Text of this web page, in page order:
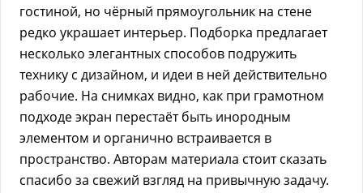
гостиной, но чёрный прямоугольник на стене
редко украшает интерьер. Подборка предлагает
несколько элегантных способов подружить
технику с дизайном, и идеи в ней действительно
рабочие. На снимках видно, как при грамотном
подходе экран перестаёт быть инородным
элементом и органично встраивается в
пространство. Авторам материала стоит сказать
спасибо за свежий взгляд на привычную задачу.